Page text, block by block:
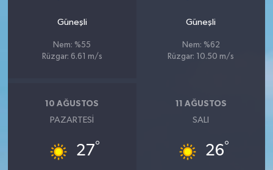
Güneşli
Nem: %55
Rüzgar: 6.61 m/s
Güneşli
Nem: %62
Rüzgar: 10.50 m/s
10 AĞUSTOS
PAZARTESI
27°
11 AĞUSTOS
SALI
26°